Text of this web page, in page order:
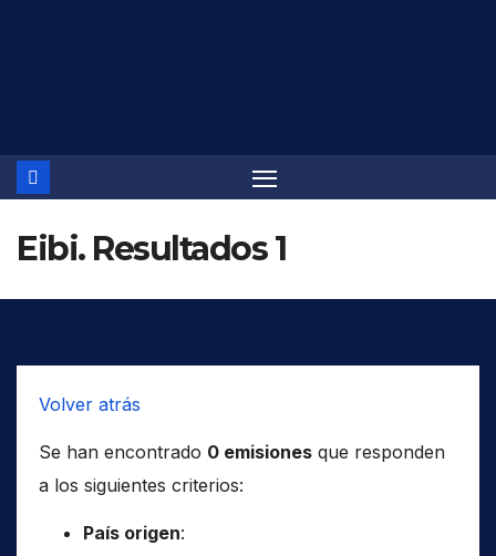
Eibi. Resultados 1
Volver atrás
Se han encontrado 0 emisiones que responden
a los siguientes criterios:
País origen: